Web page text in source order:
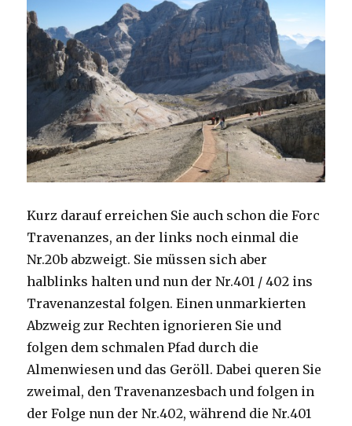
Kurz darauf erreichen Sie auch schon die Forc
Travenanzes, an der links noch einmal die
Nr.20b abzweigt. Sie müssen sich aber
halblinks halten und nun der Nr.401 / 402 ins
Travenanzestal folgen. Einen unmarkierten
Abzweig zur Rechten ignorieren Sie und
folgen dem schmalen Pfad durch die
Almenwiesen und das Geröll. Dabei queren Sie
zweimal, den Travenanzesbach und folgen in
der Folge nun der Nr.402, während die Nr.401